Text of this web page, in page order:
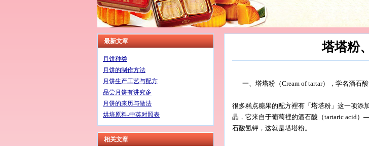
最新文章
月饼种类
月饼的制作方法
月饼生产工艺与配方
品尝月饼有讲究多
月饼的来历与做法
烘培原料-中英对照表
相关文章
塔塔粉
一、塔塔粉（Cream of tartar），学名酒石酸
很多糕点糖果的配方裡有「塔塔粉」这一项添
晶，它来自于葡萄裡的酒石酸（tartaric acid
石酸氢钾，这就是塔塔粉。